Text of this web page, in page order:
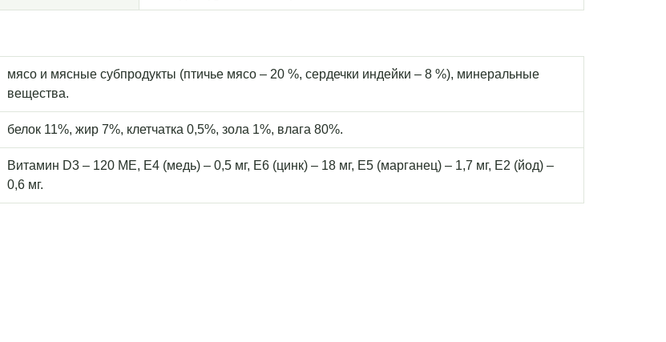
мясо и мясные субпродукты (птичье мясо – 20 %, сердечки индейки – 8 %), минеральные
вещества.
белок 11%, жир 7%, клетчатка 0,5%, зола 1%, влага 80%.
Витамин D3 – 120 МЕ, E4 (медь) – 0,5 мг, E6 (цинк) – 18 мг, E5 (марганец) – 1,7 мг, E2 (йод) –
0,6 мг.